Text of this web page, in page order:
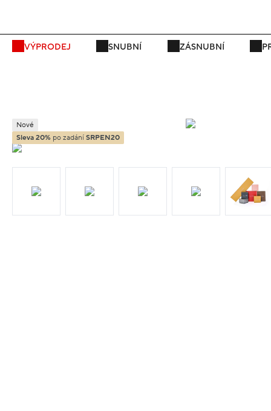
VÝPRODEJ SNUBNÍ ZÁSNUBNÍ
Nové
Sleva 20% po zadání SRPEN20